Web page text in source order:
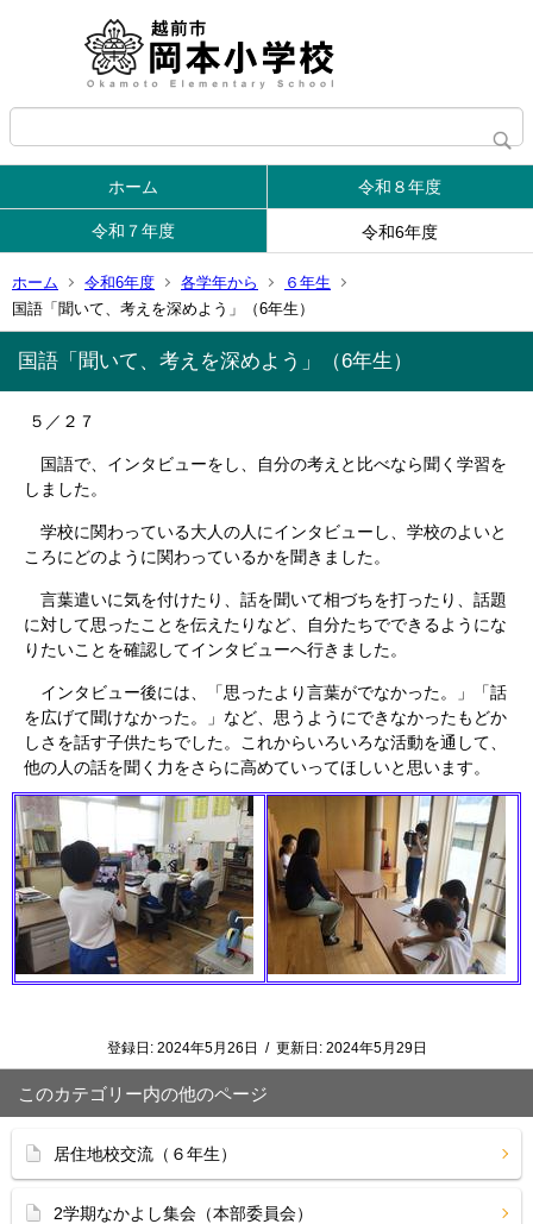
ホーム 令和８年度
令和７年度 令和6年度
ホーム 令和6年度 各学年から
６年生
国語「聞いて、考えを深めよう」（6年生）
国語「聞いて、考えを深めよう」（6年生）
５／２７
国語で、インタビューをし、自分の考えと比べなら聞く学習を
しました。
学校に関わっている大人の人にインタビューし、学校のよいと
ころにどのように関わっているかを聞きました。
言葉遣いに気を付けたり、話を聞いて相づちを打ったり、話題
に対して思ったことを伝えたりなど、自分たちでできるようにな
りたいことを確認してインタビューへ行きました。
インタビュー後には、「思ったより言葉がでなかった。」「話
を広げて聞けなかった。」など、思うようにできなかったもどか
しさを話す子供たちでした。これからいろいろな活動を通して、
他の人の話を聞く力をさらに高めていってほしいと思います。
登録日: 2024年5月26日 / 更新日: 2024年5月29日
このカテゴリー内の他のページ
居住地校交流（６年生）
2学期なかよし集会（本部委員会）